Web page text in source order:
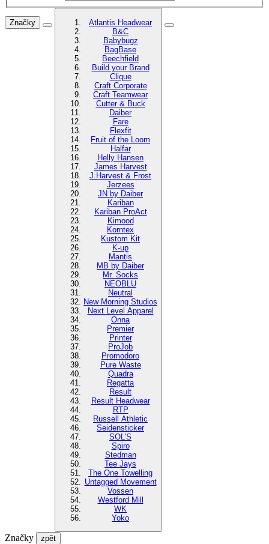
Značky
Atlantis Headwear
B&C
Babybugz
BagBase
Beechfield
Build your Brand
Clique
Craft Corporate
Craft Teamwear
Cutter & Buck
Daiber
Fare
Flexfit
Fruit of the Loom
Halfar
Helly Hansen
James Harvest
J.Harvest & Frost
Jerzees
JN by Daiber
Kariban
Kariban ProAct
Kimood
Korntex
Kustom Kit
K-up
Mantis
MB by Daiber
Mr. Socks
NEOBLU
Neutral
New Morning Studios
Next Level Apparel
Onna
Premier
Printer
ProJob
Promodoro
Pure Waste
Quadra
Regatta
Result
Result Headwear
RTP
Russell Athletic
Seidensticker
SOL'S
Spiro
Stedman
Tee Jays
The One Towelling
Untagged Movement
Vossen
Westford Mill
WK
Yoko
Značky zpět